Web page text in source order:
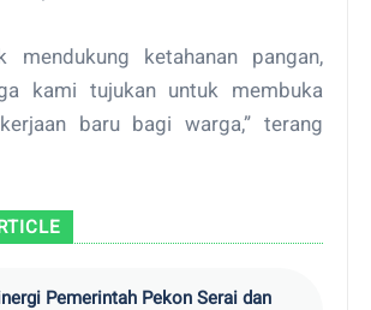
mendukung ketahanan pangan,
kami tujukan untuk membuka
baru bagi warga,” terang
Pemerintah Pekon Serai dan